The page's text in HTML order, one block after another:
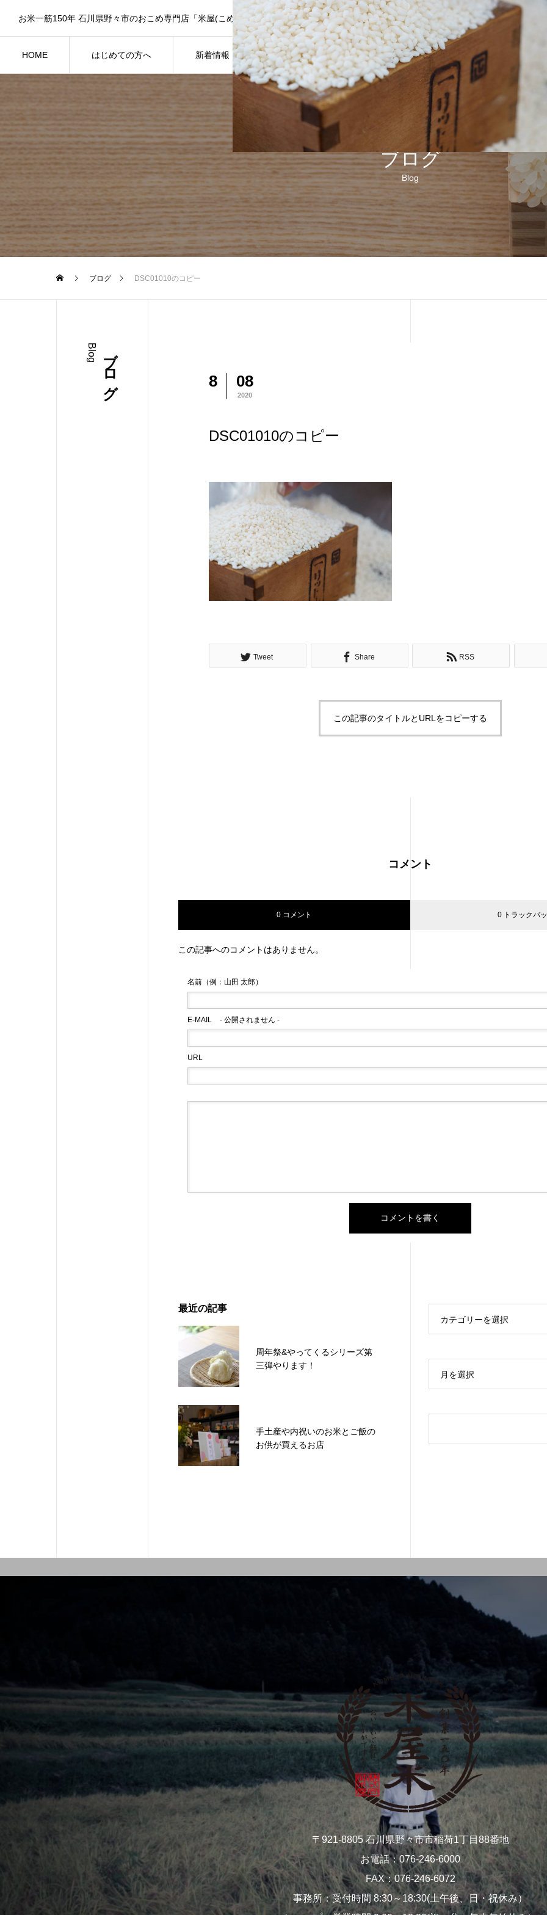
HOME
はじめての方へ
新着情報
商品
PRODUCT
お米一筋150年 石川県野々市のおこめ専門店「米屋(こめや)」ーお米・おにぎり・玄米・ご飯のお供・器を販売している会社ですー
ブログ
Blog
ブログ DSC01010のコピー
ブログ
Blog
8 08
2020
DSC01010のコピー
Tweet Share RSS
この記事のタイトルとURLをコピーする
コメント
0 コメント 0 トラックバ
この記事へのコメントはありません。
名前（例：山田 太郎）
E-MAIL - 公開されません -
URL
最近の記事
周年祭&やってくるシリーズ第
三弾やります！
手土産や内祝いのお米とご飯の
お供が買えるお店
カテゴリーを選択
月を選択
〒921-8805 石川県野々市市稲荷1丁目88番地
お電話：076-246-6000
FAX：076-246-6072
事務所：受付時間 8:30～18:30(土午後、日・祝休み）